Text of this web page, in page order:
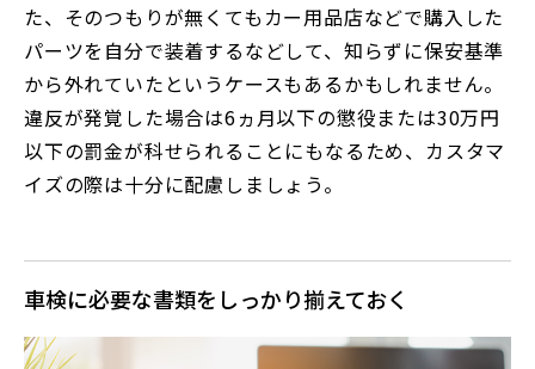
た、そのつもりが無くてもカー用品店などで購入した
パーツを自分で装着するなどして、知らずに保安基準
から外れていたというケースもあるかもしれません。
違反が発覚した場合は6ヵ月以下の懲役または30万円
以下の罰金が科せられることにもなるため、カスタマ
イズの際は十分に配慮しましょう。
車検に必要な書類をしっかり揃えておく